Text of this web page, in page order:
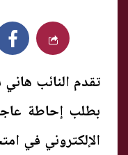
تقدم النائب
بطلب إحاطة
الإلكتروني في